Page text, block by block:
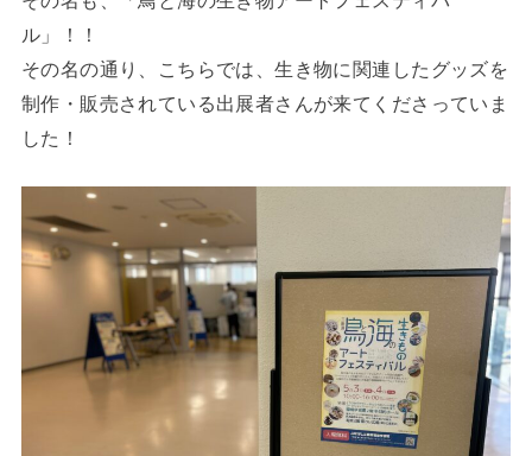
ル」！！
その名の通り、こちらでは、生き物に関連したグッズを
制作・販売されている出展者さんが来てくださっていま
した！